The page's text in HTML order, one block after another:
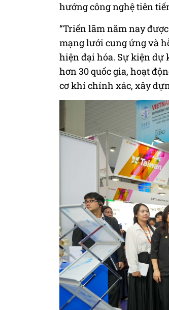
hướng công nghệ tiên
“Triển lãm năm nay
mạng lưới cung ứng và
hiện đại hóa. Sự kiện dự
hơn 30 quốc gia, hoạt
cơ khí chính xác, xây